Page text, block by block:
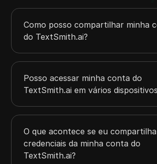
Como posso compartilhar minha
do TextSmith.ai?
Posso acessar minha conta do
TextSmith.ai em vários
O que acontece se eu
credenciais da minha conta do
TextSmith.ai?